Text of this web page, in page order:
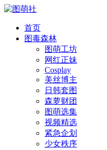
首页
图毒森林
图萌工坊
网红正妹
Cosplay
美丝博主
日韩套图
森萝财团
图萌选集
视频精选
紧急企划
少女秩序